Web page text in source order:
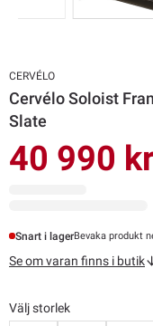
CERVÉLO
Cervélo Soloist
Slate
40 990
Snart i lagerBevaka produkt
Se om varan finns i butik
Välj storlek